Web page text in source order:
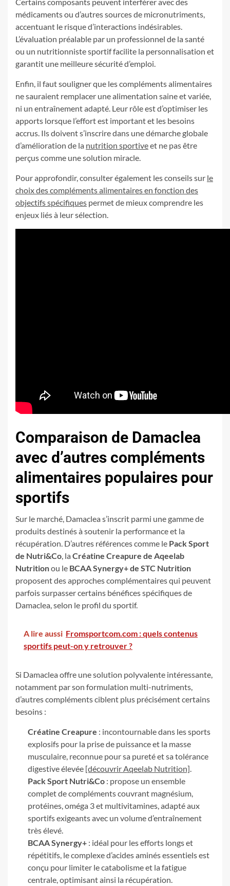
médicaments ou d’autres sources de micronutriments,
accentuant le risque d’interactions indésirables.
L’évaluation préalable par un professionnel de la santé
ou un nutritionniste sportif facilite la personnalisation et
garantit une meilleure sécurité d’emploi.
Enfin, il faut souligner que les compléments alimentaires
ne sauraient remplacer une alimentation saine et variée,
ni un entraînement adapté. Leur rôle est d’optimiser les
apports lorsque l’effort est important et les besoins
accrus. Ils doivent s’inscrire dans une démarche globale
d’amélioration de la nutrition sportiveet ne pas être
perçus comme une solution miracle.
Pour approfondir, consulter également les conseils sur le
choix des compléments alimentaires en fonction des
objectifs spécifiques permet de mieux comprendre les
enjeux liés à leur sélection.
Comparaison de Damaclea
avec d’autres compléments
alimentaires populaires pour
sportifs
Sur le marché, Damaclea s’inscrit parmi une gamme de
produits destinés à soutenir la performance et la
récupération. D’autres références comme le Pack Sport
de Nutri&Co, la Créatine Creapure de Aqeelab
Nutritionou le BCAA Synergy+ de STC Nutrition
proposent des approches complémentaires qui peuvent
parfois surpasser certains bénéfices spécifiques de
Damaclea, selon le profil du sportif.
A lire aussi Fromsportcom.com : quels contenus
sportifs peut-on y retrouver ?
Si Damaclea offre une solution polyvalente intéressante,
notamment par son formulation multi-nutriments,
d’autres compléments ciblent plus précisément certains
besoins :
Créatine Creapure : incontournable dans les sports
explosifs pour la prise de puissance et la masse
musculaire, reconnue pour sa pureté et sa tolérance
digestive élevée [découvrir Aqeelab Nutrition].
Pack Sport Nutri&Co : propose un ensemble
complet de compléments couvrant magnésium,
protéines, oméga 3 et multivitamines, adapté aux
sportifs exigeants avec un volume d’entraînement
très élevé.
BCAA Synergy+ : idéal pour les efforts longs et
répétitifs, le complexe d’acides aminés essentiels est
conçu pour limiter le catabolisme et la fatigue
centrale, optimisant ainsi la récupération.